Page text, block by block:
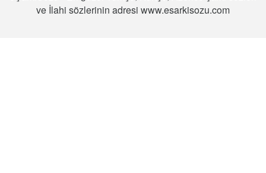
ve İlahi sözlerinin adresi www.esarkisozu.com